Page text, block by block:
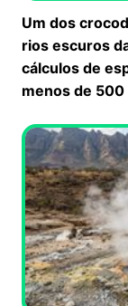
Um dos
rios escuros
cálculos de
menos de